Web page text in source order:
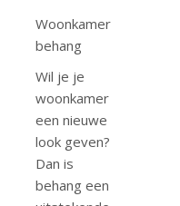
Woonkamer
behang
Wil je je
woonkamer
een nieuwe
look geven?
Dan is
behang een